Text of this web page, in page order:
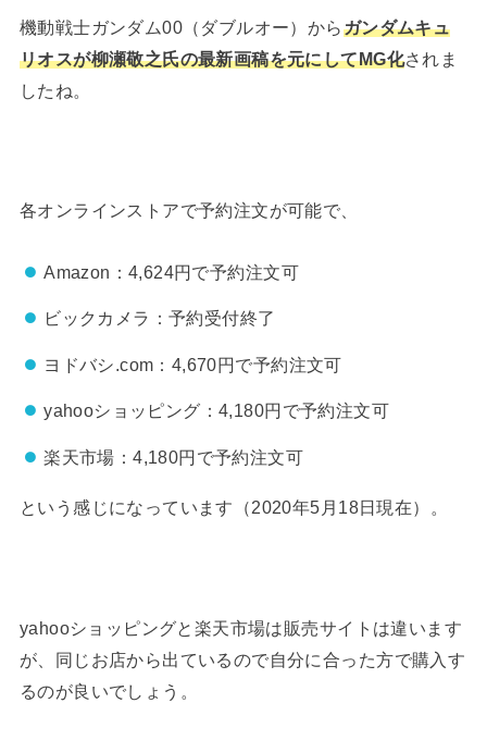
機動戦士ガンダム00（ダブルオー）からガンダムキュ
リオスが柳瀬敬之氏の最新画稿を元にしてMG化されま
したね。
各オンラインストアで予約注文が可能で、
Amazon：4,624円で予約注文可
ビックカメラ：予約受付終了
ヨドバシ.com：4,670円で予約注文可
yahooショッピング：4,180円で予約注文可
楽天市場：4,180円で予約注文可
という感じになっています（2020年5月18日現在）。
yahooショッピングと楽天市場は販売サイトは違います
が、同じお店から出ているので自分に合った方で購入す
るのが良いでしょう。